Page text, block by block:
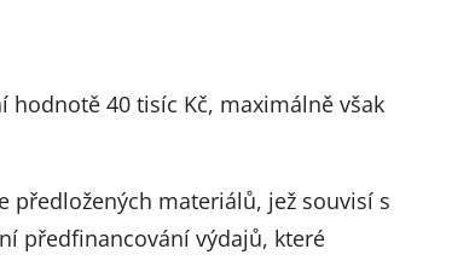
40 tisíc Kč, maximálně však
předložených materiálů, jež souvisí s
předfinancování výdajů, které